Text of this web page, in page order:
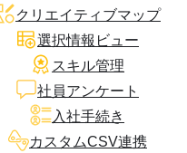
クリエイティブマップ
選択情報ビュー
スキル管理
社員アンケート
入社手続き
カスタムCSV連携